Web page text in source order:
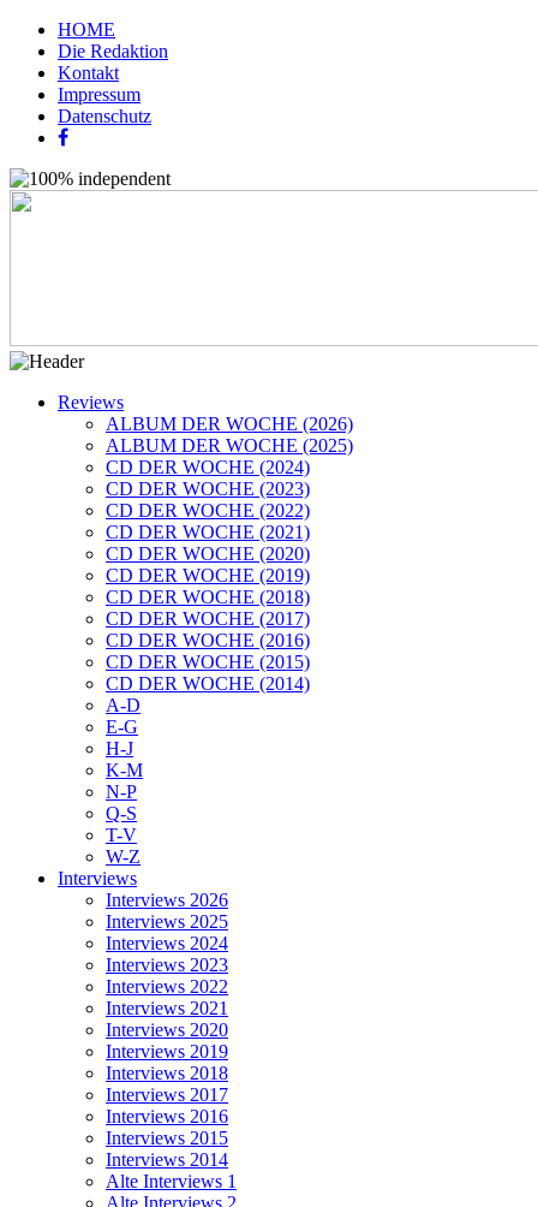
HOME
Die Redaktion
Kontakt
Impressum
Datenschutz
Reviews
ALBUM DER WOCHE (2026)
ALBUM DER WOCHE (2025)
CD DER WOCHE (2024)
CD DER WOCHE (2023)
CD DER WOCHE (2022)
CD DER WOCHE (2021)
CD DER WOCHE (2020)
CD DER WOCHE (2019)
CD DER WOCHE (2018)
CD DER WOCHE (2017)
CD DER WOCHE (2016)
CD DER WOCHE (2015)
CD DER WOCHE (2014)
A-D
E-G
H-J
K-M
N-P
Q-S
T-V
W-Z
Interviews
Interviews 2026
Interviews 2025
Interviews 2024
Interviews 2023
Interviews 2022
Interviews 2021
Interviews 2020
Interviews 2019
Interviews 2018
Interviews 2017
Interviews 2016
Interviews 2015
Interviews 2014
Alte Interviews 1
Alte Interviews 2